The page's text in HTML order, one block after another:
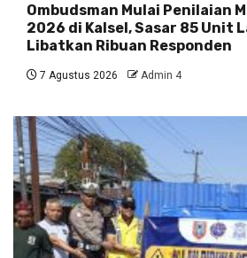
Ombudsman Mulai Penilaian
2026 di Kalsel, Sasar 85 Unit
Libatkan Ribuan Responden
7 Agustus 2026 Admin 4